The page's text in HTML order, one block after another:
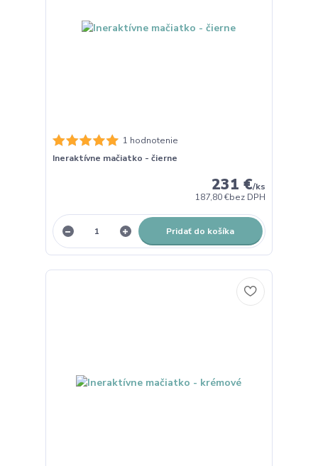
1 hodnotenie
Ineraktívne mačiatko - čierne
231 €/ks
187,80 €bez DPH
Pridať do košíka